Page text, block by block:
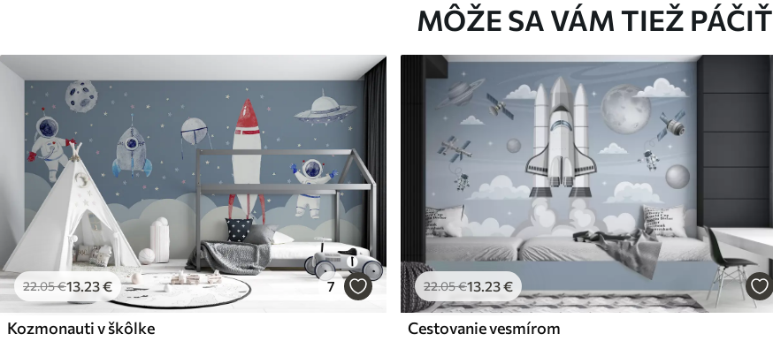
Čistenie
Tapetu môžete jemne vyčistiť mäkkou špongiou. Tapety s lakovanou
povrchovou úpravou sa môžu čistiť vodou.
Spôsob aplikácie Plynulá aplikácia
Dostupné materiály
Štandard
45 .0027.00 €/m²
Premium
56 .6734.00€/m²
Prémiový vinyl Peel and Stick
MÔŽE SA VÁM TIEŽ PÁČIŤ
22.05€13.23€ 7
Kozmonauti v škôlke
22.05€13 .23€
Cestovanie vesmírom